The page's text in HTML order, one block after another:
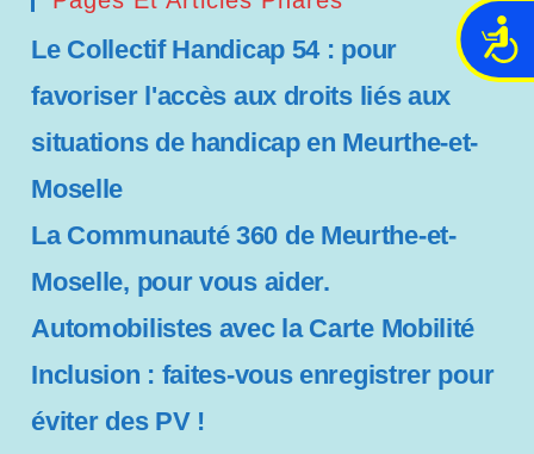
A
s
é
Le Collectif Handicap 54 : pour
favoriser l'accès aux droits liés aux
situations de handicap en Meurthe-et-
Moselle
La Communauté 360 de Meurthe-et-
Moselle, pour vous aider.
Automobilistes avec la Carte Mobilité
Inclusion : faites-vous enregistrer pour
éviter des PV !